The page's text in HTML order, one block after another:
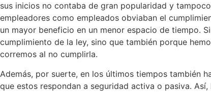
sus inicios no contaba de gran popularidad y
empleadores como empleados obviaban el
un mayor beneficio en un menor espacio de tiempo.
cumplimiento de la ley, sino que también porque
corremos al no cumplirla.
Además, por suerte, en los últimos tiempos también
que estos respondan a seguridad activa o pasiva.